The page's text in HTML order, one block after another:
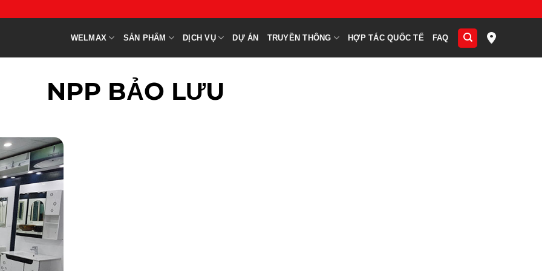
WELMAX SẢN PHẨM DỊCH VỤ DỰ ÁN TRUYỀN THÔNG HỢP TÁC QUỐC TẾ FAQ
NPP BẢO LƯU